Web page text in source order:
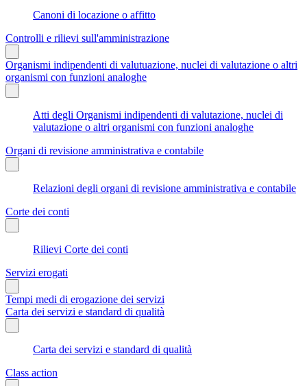
Canoni di locazione o affitto
Controlli e rilievi sull'amministrazione
Organismi indipendenti di valutuazione, nuclei di valutazione o altri
organismi con funzioni analoghe
Atti degli Organismi indipendenti di valutazione, nuclei di
valutazione o altri organismi con funzioni analoghe
Organi di revisione amministrativa e contabile
Relazioni degli organi di revisione amministrativa e contabile
Corte dei conti
Rilievi Corte dei conti
Servizi erogati
Tempi medi di erogazione dei servizi
Carta dei servizi e standard di qualità
Carta dei servizi e standard di qualità
Class action